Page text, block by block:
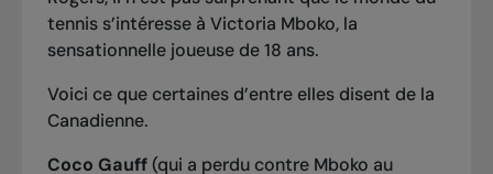
tennis s’intéresse à Victoria Mboko, la
sensationnelle joueuse de 18 ans.
Voici ce que certaines d’entre elles disent de la
Canadienne.
Coco Gauff(qui a perdu contre Mboko au